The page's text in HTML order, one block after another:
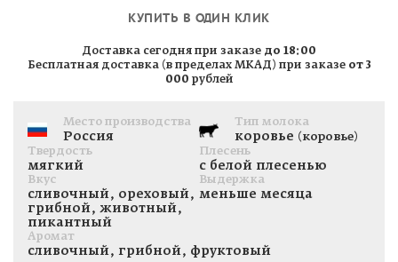
КУПИТЬ В ОДИН КЛИК
Доставка сегодня при заказе до 18:00
Бесплатная доставка (в пределах МКАД) при заказе от 3
000 рублей
Место производства
Россия
Тип молока
коровье (коровье)
Твердость
мягкий
Плесень
с белой плесенью
Вкус
сливочный, ореховый,
грибной, животный,
пикантный
Выдержка
меньше месяца
Аромат
сливочный, грибной, фруктовый